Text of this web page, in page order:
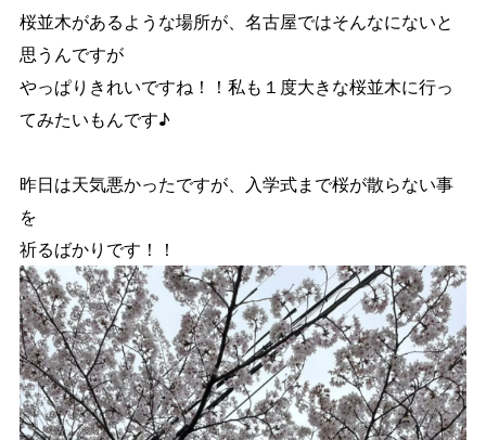
桜並木があるような場所が、名古屋ではそんなにないと
思うんですが
やっぱりきれいですね！！私も１度大きな桜並木に行っ
てみたいもんです♪
昨日は天気悪かったですが、入学式まで桜が散らない事
を
祈るばかりです！！